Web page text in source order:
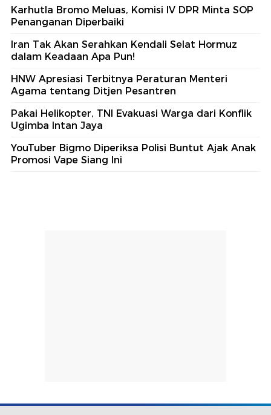
Karhutla Bromo Meluas, Komisi IV DPR Minta SOP
Penanganan Diperbaiki
Iran Tak Akan Serahkan Kendali Selat Hormuz
dalam Keadaan Apa Pun!
HNW Apresiasi Terbitnya Peraturan Menteri
Agama tentang Ditjen Pesantren
Pakai Helikopter, TNI Evakuasi Warga dari Konflik
Ugimba Intan Jaya
YouTuber Bigmo Diperiksa Polisi Buntut Ajak Anak
Promosi Vape Siang Ini